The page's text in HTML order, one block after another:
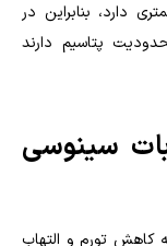
دارد، بنابراین در
پتاسیم دارند
سینوسی
کاهش تورم و التهاب